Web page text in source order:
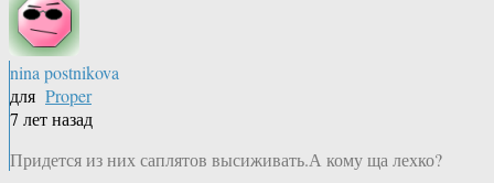
nina postnikova
для Proper
7 лет назад
Придется из них саплятов высиживать.А кому ща лехко?